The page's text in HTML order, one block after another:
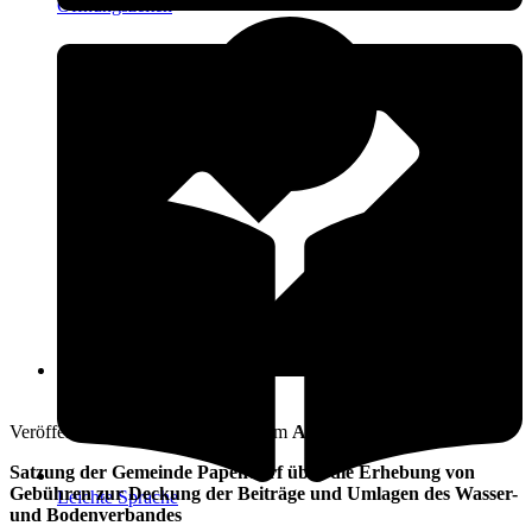
Öffnungszeiten
Leichte Sprache
Veröffentlicht am: 27. Mai 2014 vom Amt Warnow-West
Satzung der Gemeinde Papendorf über die Erhebung von
Gebühren zur Deckung der Beiträge und Umlagen des Wasser-
und Bodenverbandes